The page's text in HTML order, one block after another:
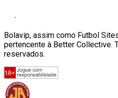
Bolavip, assim como Futbol
pertencente à Better Collective.
reservados.